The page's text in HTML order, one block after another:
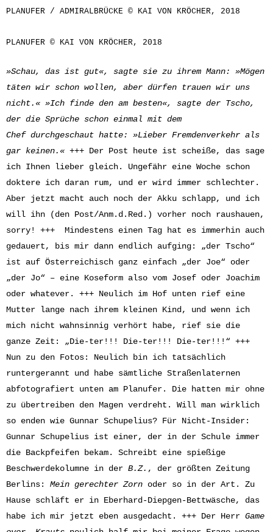
PLANUFER / ADMIRALBRÜCKE © KAI VON KRÖCHER, 2018
PLANUFER © KAI VON KRÖCHER, 2018
»Schau, das ist gut«, sagte sie zu ihrem Mann: »Mögen
täten wir schon wollen, aber dürfen trauen wir uns
nicht.« »Ich finde den am besten«, sagte der Tscho,
der die Sprüche schon einmal mit dem
Chef durchgeschaut hatte: »Lieber Fremdenverkehr als
gar keinen.« +++ Der Post heute ist scheiße, das sage
ich Ihnen lieber gleich. Ungefähr eine Woche schon
doktere ich daran rum, und er wird immer schlechter.
Aber jetzt macht auch noch der Akku schlapp, und ich
will ihn (den Post/Anm.d.Red.) vorher noch raushauen,
sorry! +++ Mindestens einen Tag hat es immerhin auch
gedauert, bis mir dann endlich aufging: „der Tscho“
ist auf Österreichisch ganz einfach „der Joe“ oder
„der Jo“ – eine Koseform also vom Josef oder Joachim
oder whatever. +++ Neulich im Hof unten rief eine
Mutter lange nach ihrem kleinen Kind, und wenn ich
mich nicht wahnsinnig verhört habe, rief sie die
ganze Zeit: „Die-ter!!! Die-ter!!! Die-ter!!!“ +++
Nun zu den Fotos: Neulich bin ich tatsächlich
runtergerannt und habe sämtliche Straßenlaternen
abfotografiert unten am Planufer. Die hatten mir ohne
zu übertreiben den Magen verdreht. Will man wirklich
so enden wie Gunnar Schupelius? Für Nicht-Insider:
Gunnar Schupelius ist einer, der in der Schule immer
die Backpfeifen bekam. Schreibt eine spießige
Beschwerdekolumne in der B.Z. , der größten Zeitung
Berlins: Mein gerechter Zorn oder so in der Art. Zu
Hause schläft er in Eberhard-Diepgen-Bettwäsche, das
habe ich mir jetzt eben ausgedacht. +++ Der Herr Game